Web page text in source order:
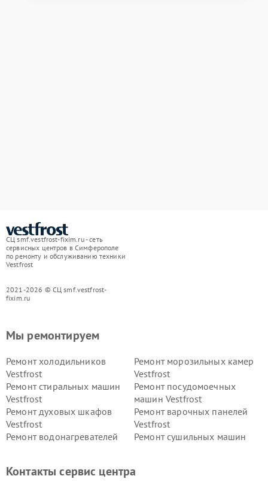
СЦ smf.vestfrost-fixim.ru - сеть
сервисных центров в Симферополе
по ремонту и обслуживанию техники
Vestfrost
2021-2026 © СЦ smf.vestfrost-
fixim.ru
Мы ремонтируем
Ремонт холодильников
Vestfrost
Ремонт морозильных камер
Vestfrost
Ремонт стиральных машин
Vestfrost
Ремонт посудомоечных
машин Vestfrost
Ремонт духовых шкафов
Vestfrost
Ремонт варочных панелей
Vestfrost
Ремонт водонагревателей
Ремонт сушильных машин
Vestfrost
Контакты сервис центра